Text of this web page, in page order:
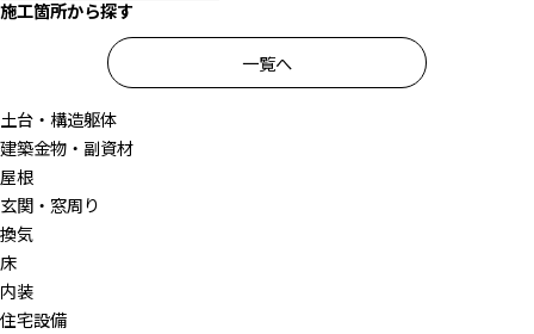
施工箇所から探す
一覧へ
土台・構造躯体
建築金物・副資材
屋根
玄関・窓周り
換気
床
内装
住宅設備